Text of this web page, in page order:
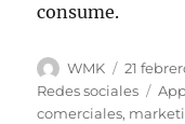
consume.
Autor
WMK
el
21
Redes sociales
comerciales,